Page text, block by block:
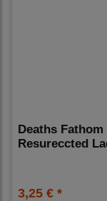
Deaths
Resureccted
3,25 € *